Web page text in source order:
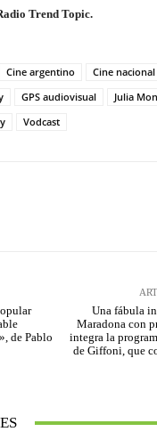
Trend Topic.
Cine argentino
Cine nacional
GPS audiovisual
Julia
Vodcast
de Pablo
Una fábula
Maradona con
integra la
de Giffoni, que